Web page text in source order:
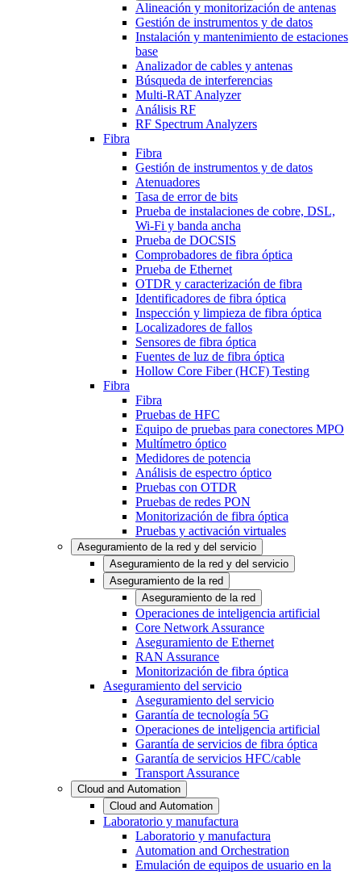
Alineación y monitorización de antenas
Gestión de instrumentos y de datos
Instalación y mantenimiento de estaciones
base
Analizador de cables y antenas
Búsqueda de interferencias
Multi-RAT Analyzer
Análisis RF
RF Spectrum Analyzers
Fibra
Fibra
Gestión de instrumentos y de datos
Atenuadores
Tasa de error de bits
Prueba de instalaciones de cobre, DSL,
Wi-Fi y banda ancha
Prueba de DOCSIS
Comprobadores de fibra óptica
Prueba de Ethernet
OTDR y caracterización de fibra
Identificadores de fibra óptica
Inspección y limpieza de fibra óptica
Localizadores de fallos
Sensores de fibra óptica
Fuentes de luz de fibra óptica
Hollow Core Fiber (HCF) Testing
Fibra
Fibra
Pruebas de HFC
Equipo de pruebas para conectores MPO
Multímetro óptico
Medidores de potencia
Análisis de espectro óptico
Pruebas con OTDR
Pruebas de redes PON
Monitorización de fibra óptica
Pruebas y activación virtuales
Aseguramiento de la red y del servicio
Aseguramiento de la red y del servicio
Aseguramiento de la red
Aseguramiento de la red
Operaciones de inteligencia artificial
Core Network Assurance
Aseguramiento de Ethernet
RAN Assurance
Monitorización de fibra óptica
Aseguramiento del servicio
Aseguramiento del servicio
Garantía de tecnología 5G
Operaciones de inteligencia artificial
Garantía de servicios de fibra óptica
Garantía de servicios HFC/cable
Transport Assurance
Cloud and Automation
Cloud and Automation
Laboratorio y manufactura
Laboratorio y manufactura
Automation and Orchestration
Emulación de equipos de usuario en la